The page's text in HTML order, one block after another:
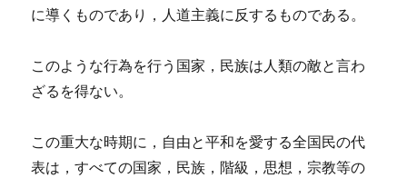
に導くものであり，人道主義に反するものである。
このような行為を行う国家，民族は人類の敵と言わ
ざるを得ない。
この重大な時期に，自由と平和を愛する全国民の代
表は，すべての国家，民族，階級，思想，宗教等の